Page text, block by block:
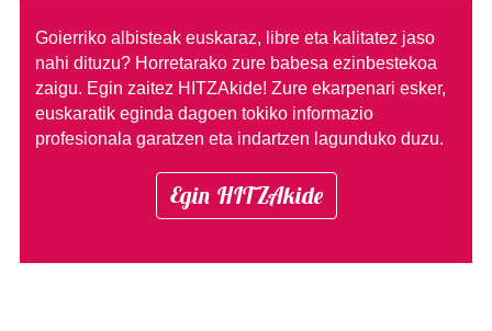
Goierriko albisteak euskaraz, libre eta kalitatez jaso
nahi dituzu? Horretarako zure babesa ezinbestekoa
zaigu. Egin zaitez HITZAkide! Zure ekarpenari esker,
euskaratik eginda dagoen tokiko informazio
profesionala garatzen eta indartzen lagunduko duzu.
Egin HITZAkide